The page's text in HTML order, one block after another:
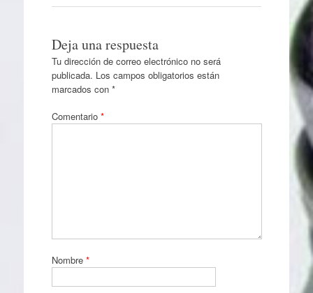
Deja una respuesta
Tu dirección de correo electrónico no será
publicada. Los campos obligatorios están
marcados con *
Comentario *
Nombre *